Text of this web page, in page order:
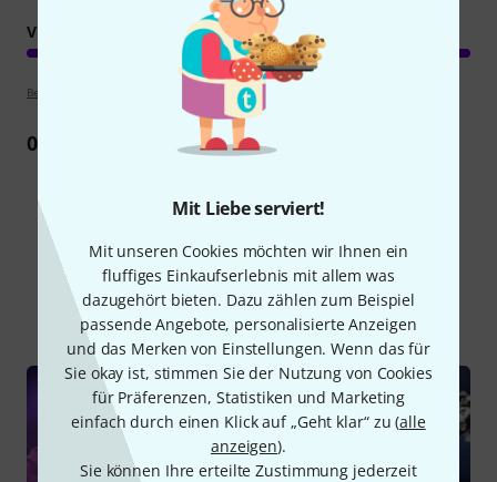
Mit Liebe serviert!
Mit unseren Cookies möchten wir Ihnen ein
fluffiges Einkaufserlebnis mit allem was
dazugehört bieten. Dazu zählen zum Beispiel
passende Angebote, personalisierte Anzeigen
und das Merken von Einstellungen. Wenn das für
Sie okay ist, stimmen Sie der Nutzung von Cookies
für Präferenzen, Statistiken und Marketing
einfach durch einen Klick auf „Geht klar“ zu (alle
anzeigen).
Sie können Ihre erteilte Zustimmung jederzeit
VERARBEITUNG
Bewertungsrichtlinien
0Rezension
Schon gewusst?
Alle Ratgeber